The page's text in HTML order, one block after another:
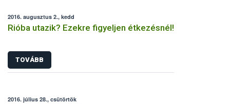
2016. augusztus 2., kedd
Rióba utazik? Ezekre figyeljen étkezésnél!
TOVÁBB
2016. július 28., csütörtök